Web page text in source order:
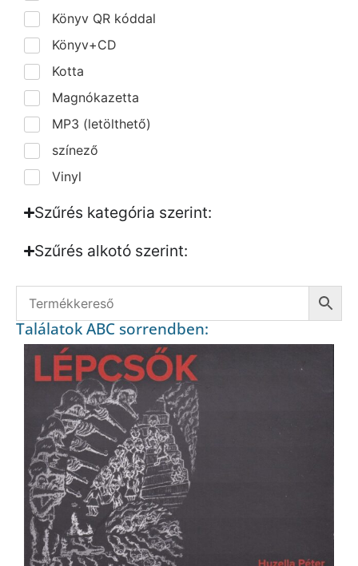
Könyv QR kóddal
Könyv+CD
Kotta
Magnókazetta
MP3 (letölthető)
színező
Vinyl
Szűrés kategória szerint:
Szűrés alkotó szerint:​
Találatok ABC sorrendben: